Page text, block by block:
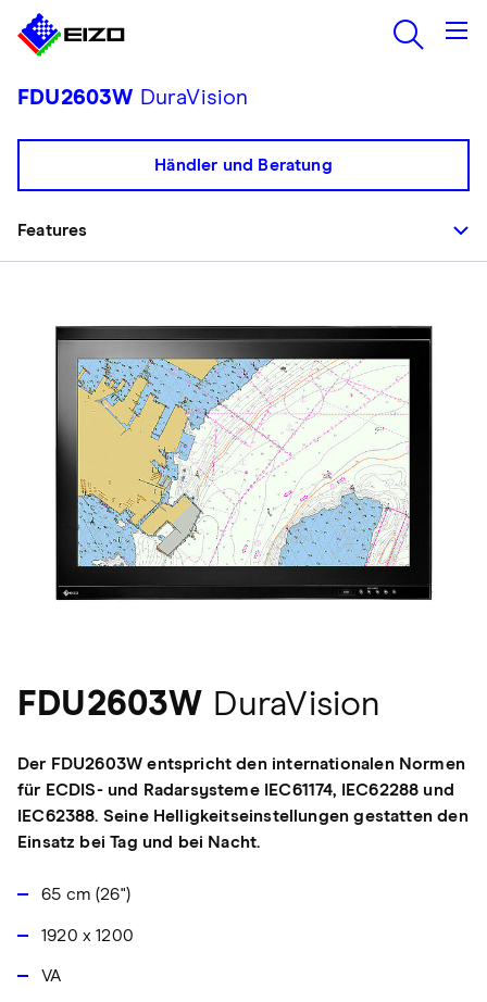
FDU2603W DuraVision
Features
Händler und Beratung
FDU2603W DuraVision
Der FDU2603W entspricht den internationalen Normen
für ECDIS- und Radarsysteme IEC61174, IEC62288 und
IEC62388. Seine Helligkeitseinstellungen gestatten den
Einsatz bei Tag und bei Nacht.
65 cm (26")
1920 x 1200
VA